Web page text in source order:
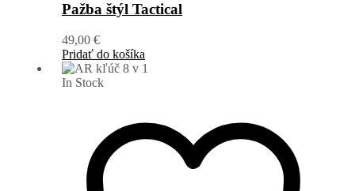
Pažba štýl Tactical
49,00 €
Pridať do košíka
In Stock